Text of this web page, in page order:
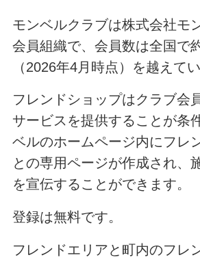
モンベルクラブは株式会社モ
会員組織で、会員数は全国で
（2026年4月時点）を越えてい
フレンドショップはクラブ会
サービスを提供することが条
ベルのホームページ内にフレ
との専用ページが作成され、
を宣伝することができます。
登録は無料です。
フレンドエリアと町内のフレ